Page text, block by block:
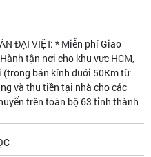
ĐẠI VIỆT: * Miễn phí Giao
tận nơi cho khu vực HCM,
(trong bán kính dưới 50Km từ
và thu tiền tại nhà cho các
trên toàn bộ 63 tỉnh thành